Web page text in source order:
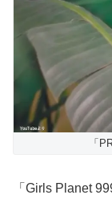
「
「Girls Planet